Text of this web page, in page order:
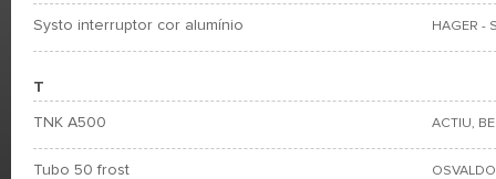
Systo interruptor cor alumínio HAGER -
T
TNK A500 ACTIU,
Tubo 50 frost